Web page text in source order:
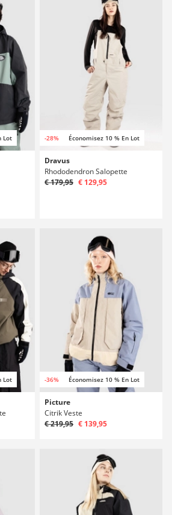
Lot -28% Économisez 10 % En Lot
Dravus
Rhododendron Salopette
€ 179,95 € 129,95
Lot -36% Économisez 10 % En Lot
Picture
Citrik Veste
€ 219,95 € 139,95